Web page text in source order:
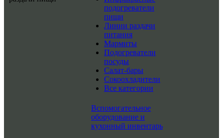
подогреватели
пищи
Линии раздачи
питания
Мармиты
Подогреватели
посуды
Салат-бары
Сокоохладители
Все категории
Вспомогательное
оборудование и
кухонный инвентарь